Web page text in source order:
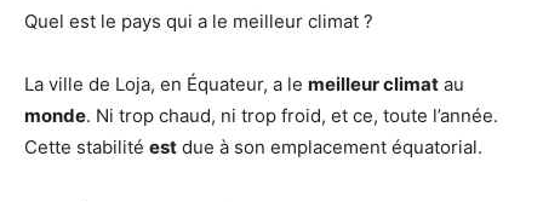
Quel est le pays qui a le meilleur climat ?
La ville de Loja, en Équateur, a le meilleur climat au
monde. Ni trop chaud, ni trop froid, et ce, toute l’année.
Cette stabilité est due à son emplacement équatorial.